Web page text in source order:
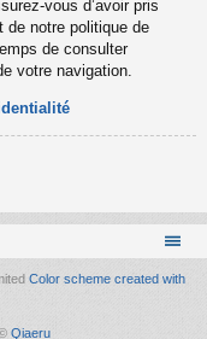
vous d’avoir pris
de notre politique de
de consulter
votre navigation.
Color scheme created with
Qiaeru